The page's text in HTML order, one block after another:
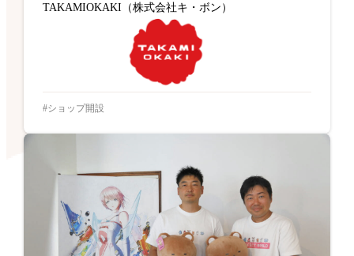
TAKAMIOKAKI（株式会社キ・ボン）
ショップ開設